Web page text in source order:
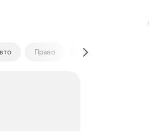
Право Экономика и финансы